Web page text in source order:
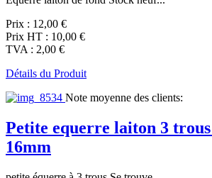
Prix : 12,00 €
Prix HT : 10,00 €
TVA : 2,00 €
Détails du Produit
Note moyenne des clients:
Petite equerre laiton 3
16mm